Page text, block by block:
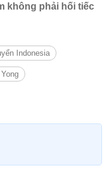
không phải hối tiếc
Indonesia